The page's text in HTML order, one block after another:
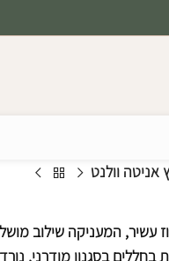
אניטה וולנט
עשיר, המעניקה שילוב
בסגנון מודרני,